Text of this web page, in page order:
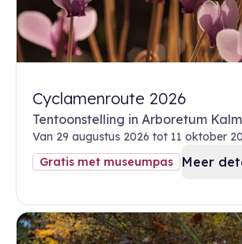
Cyclamenroute 2026
Tentoonstelling in Arboretum
Van 29 augustus 2026 tot 11 oktober
Gratis met museumpas
Meer